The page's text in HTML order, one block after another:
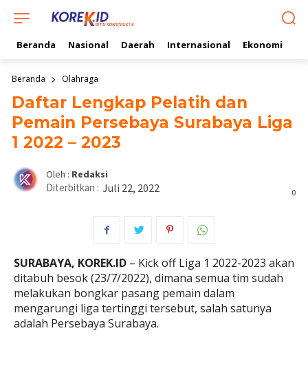
Beranda Nasional Daerah Internasional Ekonomi
Beranda Olahraga
Daftar Lengkap Pelatih dan
Pemain Persebaya Surabaya Liga
1 2022 – 2023
Oleh : Redaksi
0
Diterbitkan : Juli 22, 2022
SURABAYA, KOREK.ID – Kick off Liga 1 2022-2023 akan
ditabuh besok (23/7/2022), dimana semua tim sudah
melakukan bongkar pasang pemain dalam
mengarungi liga tertinggi tersebut, salah satunya
adalah Persebaya Surabaya.